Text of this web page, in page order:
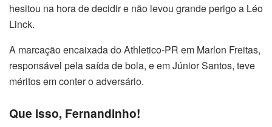
hesitou na hora de decidir e não levou grande perigo a Léo
Linck.
A marcação encaixada do Athletico-PR em Marlon Freitas,
responsável pela saída de bola, e em Júnior Santos, teve
méritos em conter o adversário.
Que isso, Fernandinho!